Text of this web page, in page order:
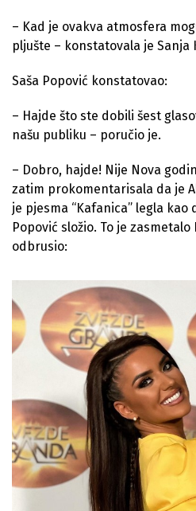
– Kad je ovakva atmosfera
pljušte – konstatovala je Sanja
Saša Popović konstatovao:
– Hajde što ste dobili šest
našu publiku – poručio je.
– Dobro, hajde! Nije Nova
zatim prokomentarisala da je
je pjesma “Kafanica” legla kao
Popović složio. To je zasmetalo
odbrusio: